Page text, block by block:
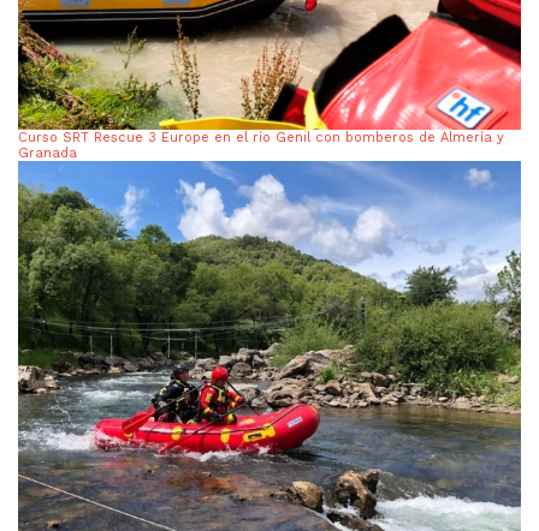
Curso SRT Rescue 3 Europe en el río Genil con bomberos de Almería y
Granada